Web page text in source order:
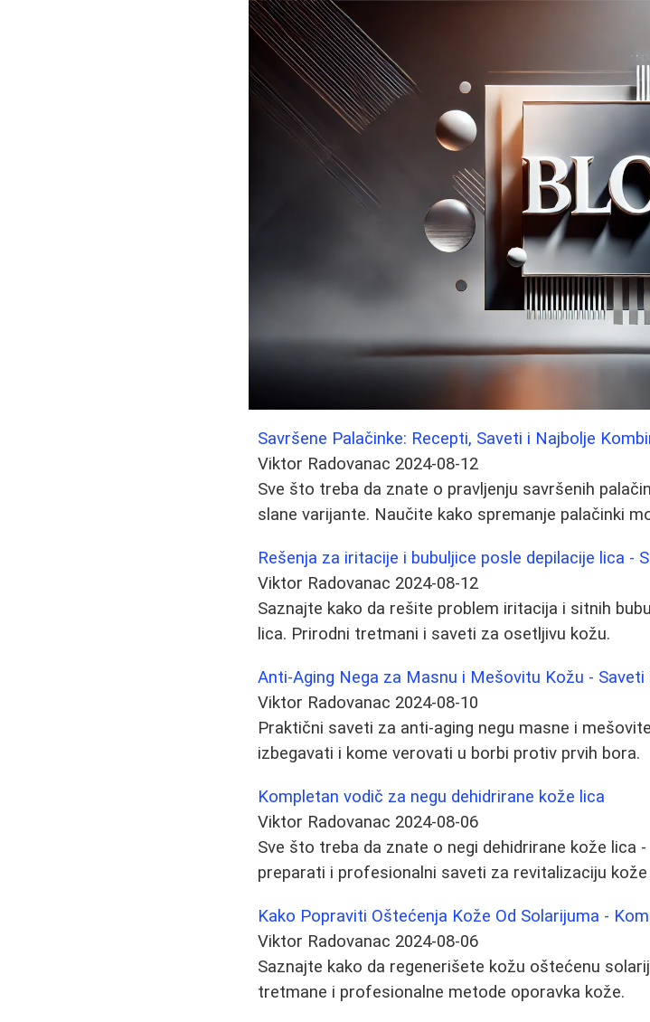
Savršene Palačinke: Recepti, Saveti i Najbolje
Viktor Radovanac 2024-08-12
Sve što treba da znate o pravljenju savršenih
slane varijante. Naučite kako spremanje palačinki
Rešenja za iritacije i bubuljice posle depilacije lica -
Viktor Radovanac 2024-08-12
Saznajte kako da rešite problem iritacija i sitnih
lica. Prirodni tretmani i saveti za osetljivu kožu.
Anti-Aging Nega za Masnu i Mešovitu Kožu - Saveti
Viktor Radovanac 2024-08-10
Praktični saveti za anti-aging negu masne i
izbegavati i kome verovati u borbi protiv prvih bora.
Kompletan vodič za negu dehidrirane kože lica
Viktor Radovanac 2024-08-06
Sve što treba da znate o negi dehidrirane kože lica
preparati i profesionalni saveti za revitalizaciju
Kako Popraviti Oštećenja Kože Od Solarijuma -
Viktor Radovanac 2024-08-06
Saznajte kako da regenerišete kožu oštećenu
tretmane i profesionalne metode oporavka kože.